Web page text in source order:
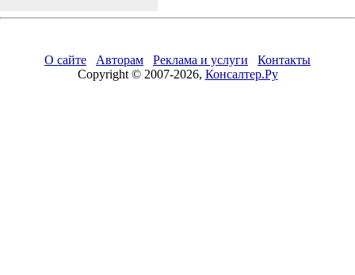
О сайте Авторам Реклама и услуги
Контакты
Copyright © 2007-2026, Консалтер.Ру